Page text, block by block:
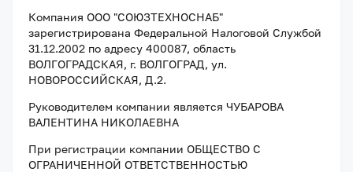
Компания ООО "СОЮЗТЕХНОСНАБ"
зарегистрирована Федеральной Налоговой Службой
31.12.2002 по адресу 400087, область
ВОЛГОГРАДСКАЯ, г. ВОЛГОГРАД, ул.
НОВОРОССИЙСКАЯ, Д.2.
Руководителем компании является ЧУБАРОВА
ВАЛЕНТИНА НИКОЛАЕВНА
При регистрации компании ОБЩЕСТВО С
ОГРАНИЧЕННОЙ ОТВЕТСТВЕННОСТЬЮ